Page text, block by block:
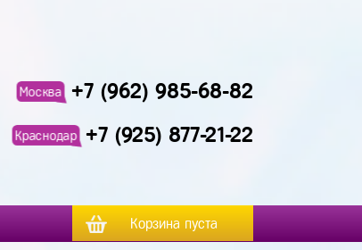
Москва +7 (962) 985-68-82
Краснодар +7 (925) 877-21-22
Корзина пуста